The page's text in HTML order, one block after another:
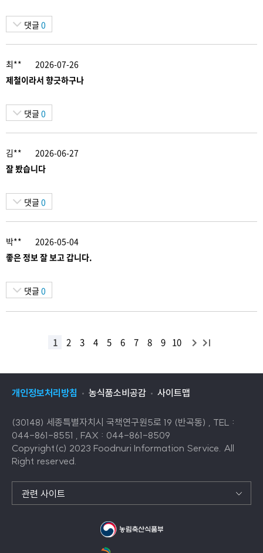
댓글 0
최**
2026-07-26
제철이라서 향긋하구나
댓글 0
김**
2026-06-27
잘 봤습니다
댓글 0
박**
2026-05-04
좋은 정보 잘 보고 갑니다.
댓글 0
1 2 3 4 5 6 7 8 9 10
다
개인정보처리방침 농식품소비공감 사이트맵
(30148) 세종특별자치시 국책연구원5로 19 (반곡동) , TEL :
044-861-8551 , FAX : 044-861-8509
Copyright(c) 2023 Foodnuri Information Service. All
Right reserved.
관련 사이트